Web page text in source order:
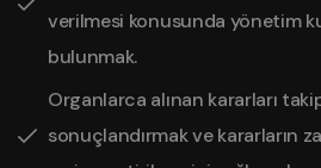
verilmesi konusunda yönetim
bulunmak.
Organlarca alınan kararları
sonuçlandırmak ve kararların